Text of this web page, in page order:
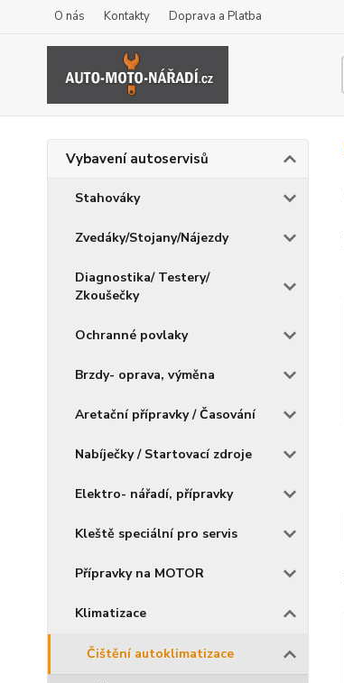
O nás Kontakty Doprava a Platba
Vybavení autoservisů
Stahováky
Zvedáky/Stojany/Nájezdy
Diagnostika/ Testery/
Zkoušečky
Ochranné povlaky
Brzdy- oprava, výměna
Aretační přípravky / Časování
Nabíječky / Startovací zdroje
Elektro- nářadí, přípravky
Kleště speciální pro servis
Přípravky na MOTOR
Klimatizace
Čištění autoklimatizace